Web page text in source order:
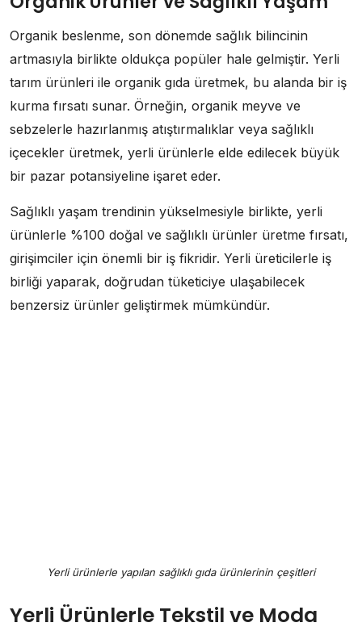
Organik beslenme, son dönemde sağlık bilincinin
artmasıyla birlikte oldukça popüler hale gelmiştir. Yerli
tarım ürünleri ile organik gıda üretmek, bu alanda bir iş
kurma fırsatı sunar. Örneğin, organik meyve ve
sebzelerle hazırlanmış atıştırmalıklar veya sağlıklı
içecekler üretmek, yerli ürünlerle elde edilecek büyük
bir pazar potansiyeline işaret eder.
Sağlıklı yaşam trendinin yükselmesiyle birlikte, yerli
ürünlerle %100 doğal ve sağlıklı ürünler üretme fırsatı,
girişimciler için önemli bir iş fikridir. Yerli üreticilerle iş
birliği yaparak, doğrudan tüketiciye ulaşabilecek
benzersiz ürünler geliştirmek mümkündür.
Yerli ürünlerle yapılan sağlıklı gıda ürünlerinin çeşitleri
Yerli Ürünlerle Tekstil ve Moda